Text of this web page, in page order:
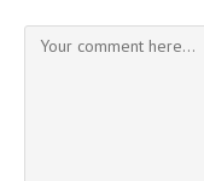
Comment